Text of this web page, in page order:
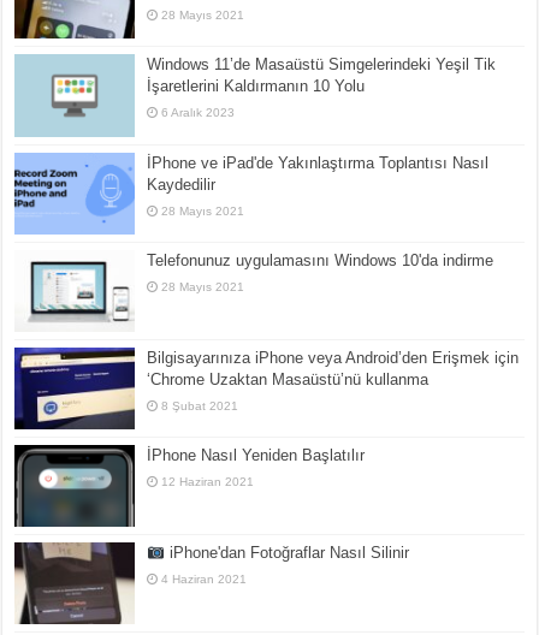
28 Mayıs 2021
Windows 11’de Masaüstü Simgelerindeki Yeşil Tik
İşaretlerini Kaldırmanın 10 Yolu
6 Aralık 2023
İPhone ve iPad'de Yakınlaştırma Toplantısı Nasıl
Kaydedilir
28 Mayıs 2021
Telefonunuz uygulamasını Windows 10'da indirme
28 Mayıs 2021
Bilgisayarınıza iPhone veya Android’den Erişmek için
‘Chrome Uzaktan Masaüstü’nü kullanma
8 Şubat 2021
İPhone Nasıl Yeniden Başlatılır
12 Haziran 2021
iPhone'dan Fotoğraflar Nasıl Silinir
4 Haziran 2021